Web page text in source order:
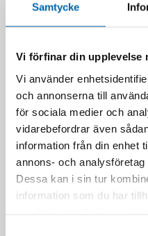
Samtycke
Vi förfinar din upplevelse
Vi använder
och annonserna till
för sociala medier och
vidarebefordrar även
information från din enhet
annons- och
Dessa kan i sin tur
information som du har